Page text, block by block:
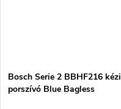
Bosch Serie 2 BBHF216 kézi
porszívó Blue Bagless